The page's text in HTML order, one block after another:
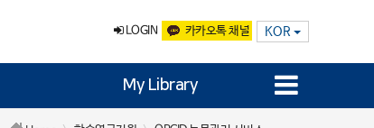
LOGIN 카카오톡 채널 KOR
My Library